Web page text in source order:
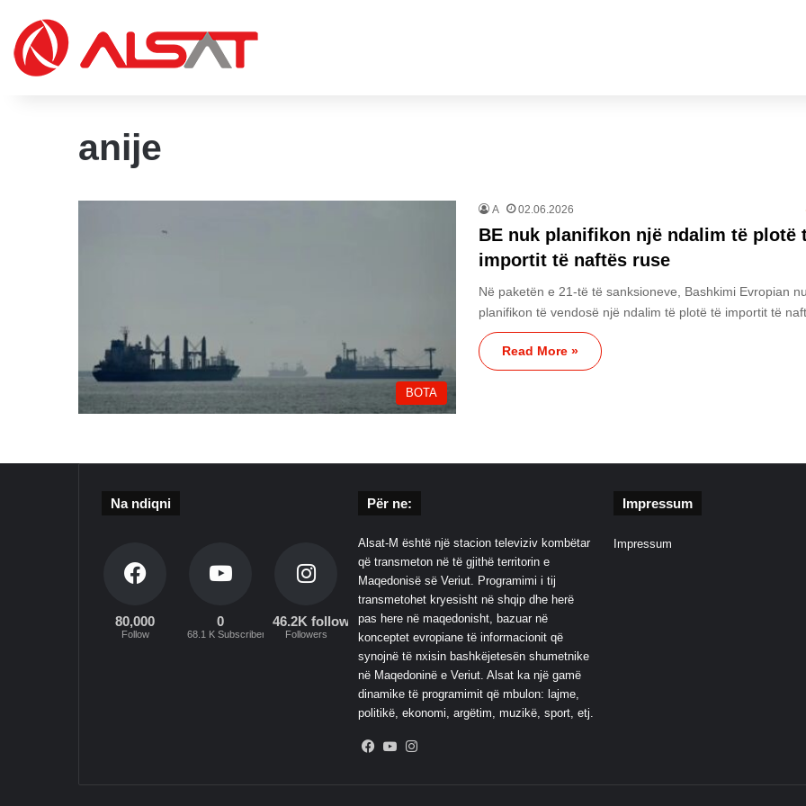
anije
BOTA
A 02.06.2026
BE nuk planifikon një ndalim të plotë
importit të naftës ruse
Në paketën e 21-të të sanksioneve, Bashkimi Evropian
planifikon të vendosë një ndalim të plotë të importit të
Read More »
Na ndiqni
80,000
Follow
0
68.1 K Subscribers
46.2K followers
Followers
Për ne:
Alsat-M është një stacion televiziv kombëtar
që transmeton në të gjithë territorin e
Maqedonisë së Veriut. Programimi i tij
transmetohet kryesisht në shqip dhe herë
pas here në maqedonisht, bazuar në
konceptet evropiane të informacionit që
synojnë të nxisin bashkëjetesën shumetnike
në Maqedoninë e Veriut. Alsat ka një gamë
dinamike të programimit që mbulon: lajme,
politikë, ekonomi, argëtim, muzikë, sport, etj.
Facebook
YouTube
Impressum
Impressum